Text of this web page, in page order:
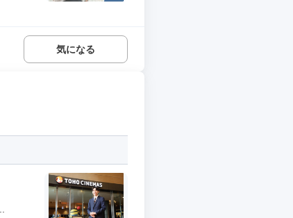
気になる